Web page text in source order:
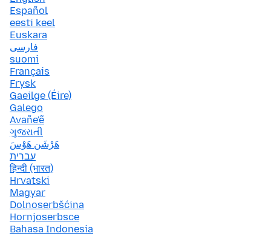
Español
eesti keel
Euskara
فارسی
suomi
Français
Frysk
Gaeilge (Éire)
Galego
Avañe'ẽ
ગુજરાતી
هَرْشَن هَوْسَ
עברית
हिन्दी (भारत)
Hrvatski
Magyar
Dolnoserbšćina
Hornjoserbsce
Bahasa Indonesia